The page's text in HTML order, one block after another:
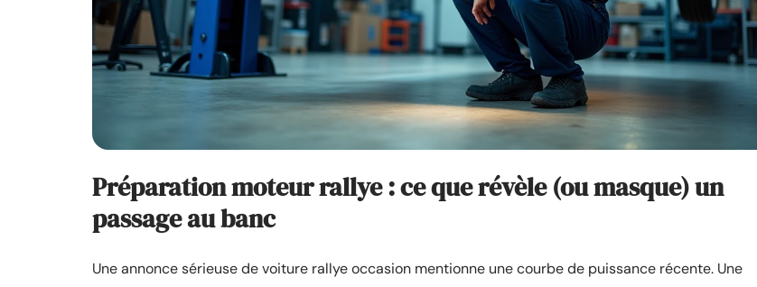
Préparation moteur rallye : ce que révèle (ou masque) un
passage au banc
Une annonce sérieuse de voiture rallye occasion mentionne une courbe de puissance récente. Une